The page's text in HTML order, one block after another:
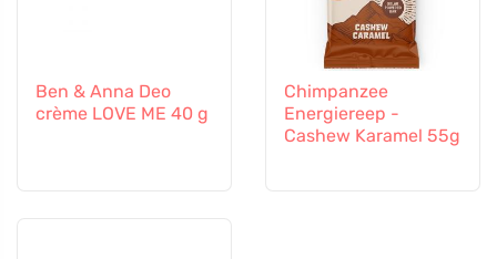
Ben & Anna Deo
crème LOVE ME 40 g
Chimpanzee
Energiereep -
Cashew Karamel 55g